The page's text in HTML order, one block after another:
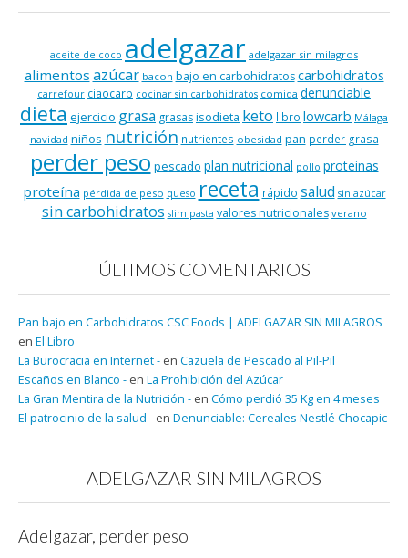
aceite de coco adelgazar adelgazar sin milagros
alimentos azúcar bacon bajo en carbohidratos carbohidratos
carrefour ciaocarb cocinar sin carbohidratos comida denunciable
dieta ejercicio grasa grasasisodieta keto libro lowcarb Málaga
navidad niños nutrición nutrientes obesidad pan perder grasa
perder peso pescado plan nutricional pollo proteinas
proteína pérdida de peso queso receta rápido salud sin azúcar
sin carbohidratos slim pasta valores nutricionales verano
ÚLTIMOS COMENTARIOS
Pan bajo en Carbohidratos CSC Foods | ADELGAZAR SIN MILAGROS
en El Libro
La Burocracia en Internet - en Cazuela de Pescado al Pil-Pil
Escaños en Blanco - en La Prohibición del Azúcar
La Gran Mentira de la Nutrición - en Cómo perdió 35 Kg en 4 meses
El patrocinio de la salud - en Denunciable: Cereales Nestlé Chocapic
ADELGAZAR SIN MILAGROS
Adelgazar, perder peso